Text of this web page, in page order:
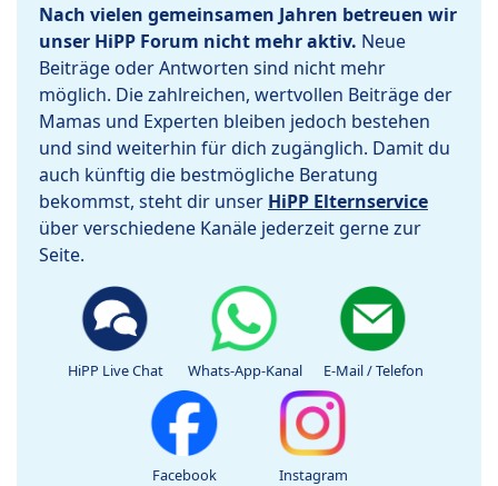
Nach vielen gemeinsamen Jahren betreuen wir
unser HiPP Forum nicht mehr aktiv. Neue
Beiträge oder Antworten sind nicht mehr
möglich. Die zahlreichen, wertvollen Beiträge der
Mamas und Experten bleiben jedoch bestehen
und sind weiterhin für dich zugänglich. Damit du
auch künftig die bestmögliche Beratung
bekommst, steht dir unser HiPP Elternservice
über verschiedene Kanäle jederzeit gerne zur
Seite.
HiPP Live Chat Whats-App-Kanal E-Mail / Telefon
Facebook Instagram